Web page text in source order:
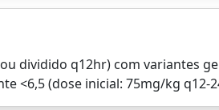
dividido q12hr) com variantes
<6,5 (dose inicial: 75mg/kg q12-